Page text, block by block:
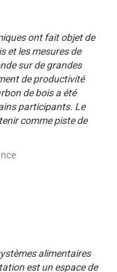
ont fait objet de
et les mesures de
sur de grandes
de productivité
de bois a été
participants. Le
comme piste de
alimentaires
est un espace de